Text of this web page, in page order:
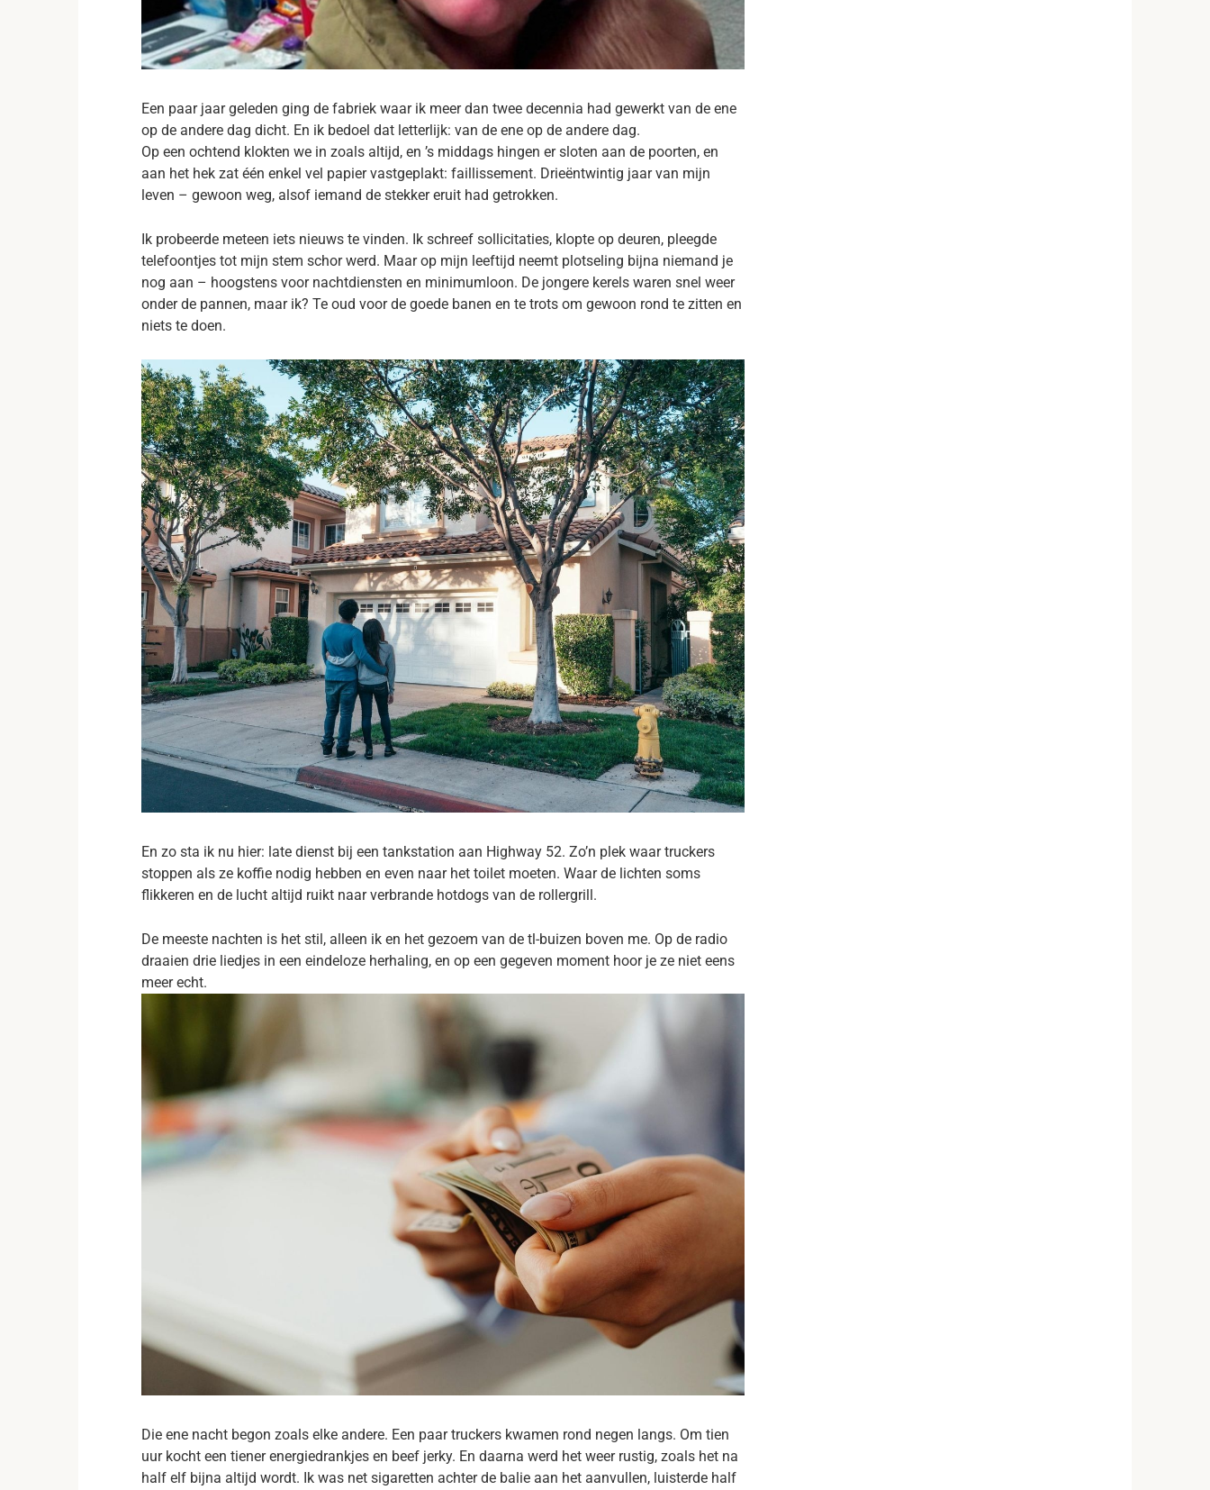
Een paar jaar geleden ging de fabriek waar ik meer dan twee decennia had gewerkt van de ene
op de andere dag dicht. En ik bedoel dat letterlijk: van de ene op de andere dag.
Op een ochtend klokten we in zoals altijd, en ’s middags hingen er sloten aan de poorten, en
aan het hek zat één enkel vel papier vastgeplakt: faillissement. Drieëntwintig jaar van mijn
leven – gewoon weg, alsof iemand de stekker eruit had getrokken.
Ik probeerde meteen iets nieuws te vinden. Ik schreef sollicitaties, klopte op deuren, pleegde
telefoontjes tot mijn stem schor werd. Maar op mijn leeftijd neemt plotseling bijna niemand je
nog aan – hoogstens voor nachtdiensten en minimumloon. De jongere kerels waren snel weer
onder de pannen, maar ik? Te oud voor de goede banen en te trots om gewoon rond te zitten en
niets te doen.
En zo sta ik nu hier: late dienst bij een tankstation aan Highway 52. Zo’n plek waar truckers
stoppen als ze koffie nodig hebben en even naar het toilet moeten. Waar de lichten soms
flikkeren en de lucht altijd ruikt naar verbrande hotdogs van de rollergrill.
De meeste nachten is het stil, alleen ik en het gezoem van de tl-buizen boven me. Op de radio
draaien drie liedjes in een eindeloze herhaling, en op een gegeven moment hoor je ze niet eens
meer echt.
Die ene nacht begon zoals elke andere. Een paar truckers kwamen rond negen langs. Om tien
uur kocht een tiener energiedrankjes en beef jerky. En daarna werd het weer rustig, zoals het na
half elf bijna altijd wordt. Ik was net sigaretten achter de balie aan het aanvullen, luisterde half